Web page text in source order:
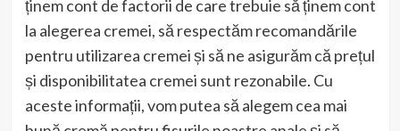
ținem cont de factorii de care trebuie să ținem cont
la alegerea cremei, să respectăm recomandările
pentru utilizarea cremei și să ne asigurăm că prețul
și disponibilitatea cremei sunt rezonabile. Cu
aceste informații, vom putea să alegem cea mai